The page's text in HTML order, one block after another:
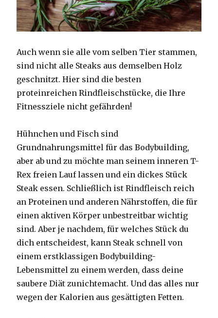
Auch wenn sie alle vom selben Tier stammen,
sind nicht alle Steaks aus demselben Holz
geschnitzt. Hier sind die besten
proteinreichen Rindfleischstücke, die Ihre
Fitnessziele nicht gefährden!
Hühnchen und Fisch sind
Grundnahrungsmittel für das Bodybuilding,
aber ab und zu möchte man seinem inneren T-
Rex freien Lauf lassen und ein dickes Stück
Steak essen. Schließlich ist Rindfleisch reich
an Proteinen und anderen Nährstoffen, die für
einen aktiven Körper unbestreitbar wichtig
sind. Aber je nachdem, für welches Stück du
dich entscheidest, kann Steak schnell von
einem erstklassigen Bodybuilding-
Lebensmittel zu einem werden, dass deine
saubere Diät zunichtemacht. Und das alles nur
wegen der Kalorien aus gesättigten Fetten.